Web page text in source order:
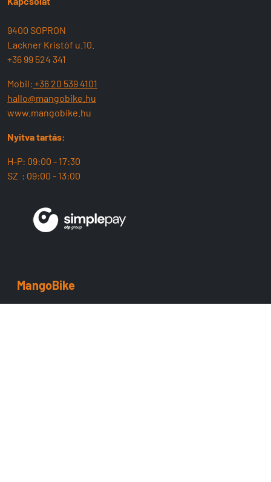
9400 SOPRON
Lackner Kristóf u.10.
+36 99 524 341
Mobil: +36 20 539 4101
hallo@mangobike.hu
www.mangobike.hu
Nyitva tartás:
H-P: 09:00 - 17:30
SZ : 09:00 - 13:00
MangoBike